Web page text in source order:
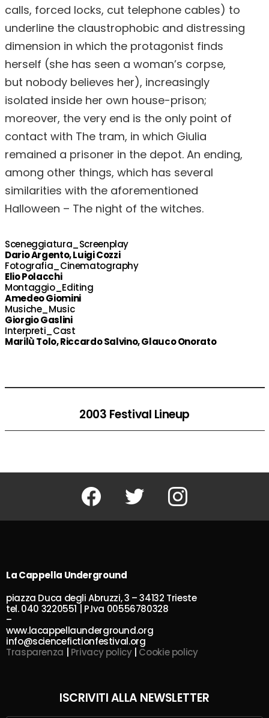
calls, forced locks, cut telephone cables) to
underline the claustrophobic and distressing
dimension in which the protagonist finds
herself (she has seen a woman’s corpse,
but nobody believes her), increasingly
isolated inside her own house-prison;
moreover, the very end is the only point of
contact with The tram, in which Giulia
remained a prisoner in the depot. An ending,
among other things, which has several
similarities with the aforementioned
Halloween – The night of the witches.
Sceneggiatura_Screenplay
Dario Argento, Luigi Cozzi
Fotografia_Cinematography
Elio Polacchi
Montaggio_Editing
Amedeo Giomini
Musiche_Music
Giorgio Gaslini
Interpreti_Cast
Marilù Tolo, Riccardo Salvino, Glauco Onorato
2003 Festival Lineup
Facebook Twitter Instagram
La Cappella Underground
piazza Duca degli Abruzzi, 3 – 34132 Trieste
tel. 040 3220551 | P.Iva 00556780328
–
www.lacappellaunderground.org
info@sciencefictionfestival.org
Trasparenza
Privacy policy| Cookie policy
ISCRIVITI ALLA NEWSLETTER